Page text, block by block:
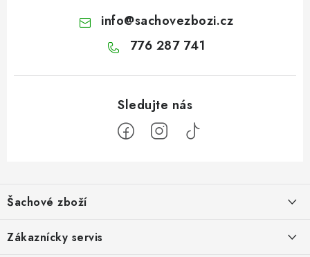
info@sachovezbozi.cz
776 287 741
á
p
a
Šachové zboží
Zákaznícky servis